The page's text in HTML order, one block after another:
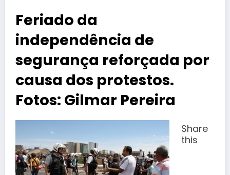
Feriado da
independência de
segurança reforçada por
causa dos protestos.
Fotos: Gilmar Pereira
Share
this